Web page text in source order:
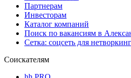
Партнерам
Инвесторам
Каталог компаний
Поиск по вакансиям в
Сетка: соцсеть для
Соискателям